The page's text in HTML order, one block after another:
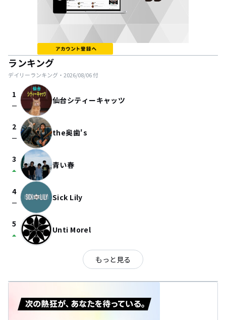
ランキング
デイリーランキング・ 2026/08/06付
1
check_indeterminate_small 仙台シティーキャッツ
2
check_indeterminate_small the奥歯's
3
arrow_drop_up 青い春
4
check_indeterminate_small Sick Lily
5
arrow_drop_up Unti Morel
もっと見る